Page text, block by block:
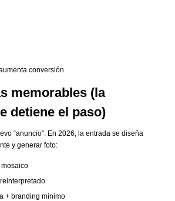
conversión.
memorables (la
detiene el paso)
“anuncio”. En 2026, la entrada se diseña
y generar foto:
+ branding mínimo